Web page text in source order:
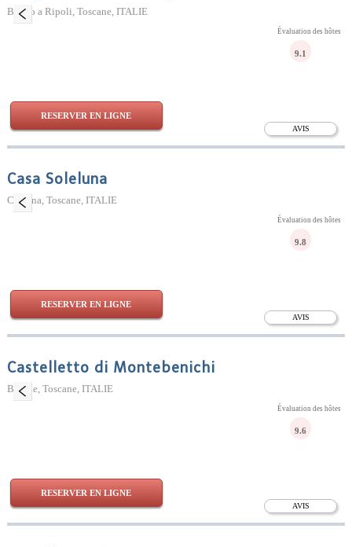
Bagno a Ripoli, Toscane, ITALIE
AVIS
Évaluation des hôtes
9.1
RESERVER EN LIGNE
Casa Soleluna
Cortona, Toscane, ITALIE
AVIS
Évaluation des hôtes
9.8
RESERVER EN LIGNE
Castelletto di Montebenichi
Bucine, Toscane, ITALIE
AVIS
Évaluation des hôtes
9.6
RESERVER EN LIGNE